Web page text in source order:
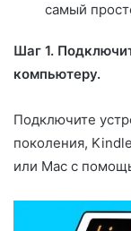
самый
Шаг 1.
компьютеру.
Подключите
поколения,
или Mac с